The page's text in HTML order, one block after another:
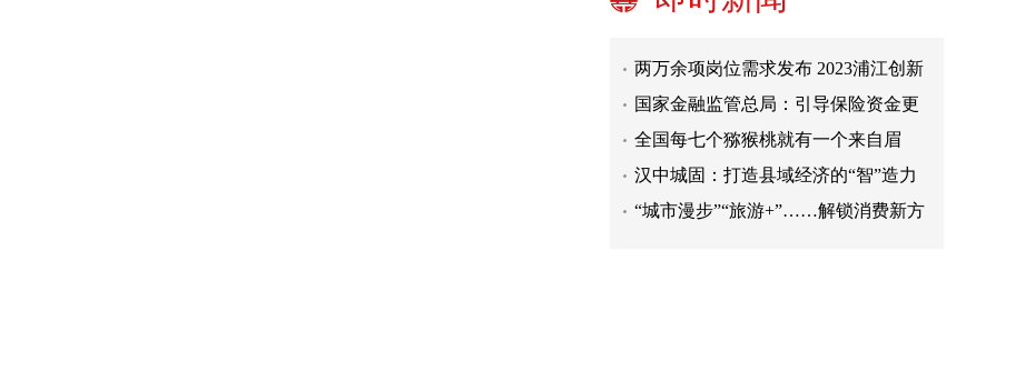
还有华西秋雨强势返场
我国各级各类专任教师人数超过1880
万 教师队伍结构不断优化
两万余项岗位需求发布 2023浦江创新
论坛-全球技术转移大会开幕
国家金融监管总局：引导保险资金更
大力度地支持资本市场
全国每七个猕猴桃就有一个来自眉
县，这里的“小果子”成就“大产业”
汉中城固：打造县域经济的“智”造力
“城市漫步”“旅游+”……解锁消费新方